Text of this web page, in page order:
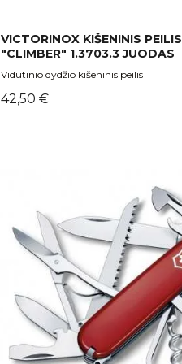
VICTORINOX KIŠENINIS PEILIS
"CLIMBER" 1.3703.3 JUODAS
Vidutinio dydžio kišeninis peilis
Kaina
42,50 €